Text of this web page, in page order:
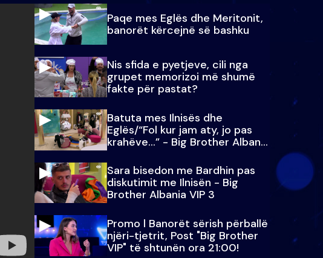
Paqe mes Eglës dhe Meritonit,
banorët kërcejnë së bashku
Nis sfida e pyetjeve, cili nga
grupet memorizoi më shumë
fakte për pastat?
Batuta mes Ilnisës dhe
Eglës/“Fol kur jam aty, jo pas
krahëve…” - Big Brother Albania
VIP 3
Sara bisedon me Bardhin pas
diskutimit me Ilnisën - Big
Brother Albania VIP 3
Promo l Banorët sërish përballë
njëri-tjetrit, Post "Big Brother
VIP" të shtunën ora 21:00!